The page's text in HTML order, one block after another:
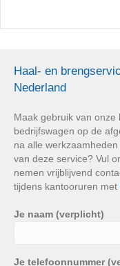
Haal- en
Nederland
Maak gebruik van
bedrijfswagen op de
na alle
van deze service? Vul
nemen vrijblijvend
tijdens kantooruren met
Je naam (verplicht)
Je telefoonnummer